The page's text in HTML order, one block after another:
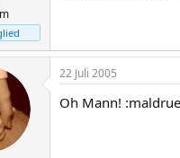
22 Juli 2005
Oh Mann!